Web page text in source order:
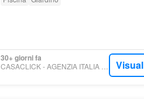
30+ giorni fa